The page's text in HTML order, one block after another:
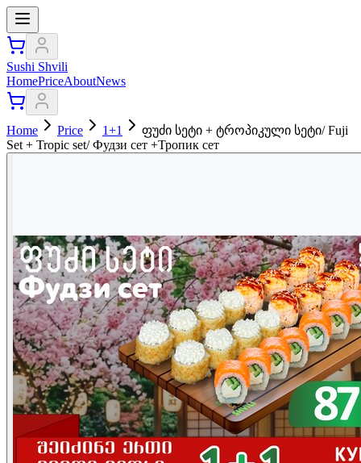
Sushi Shvili
HomePriceAboutNews
Home Price 1+1
ფუძი სეტი + ტროპიკული სეტი/ Fuji
Set + Tropic set/ Фудзи сет +Тропик сет